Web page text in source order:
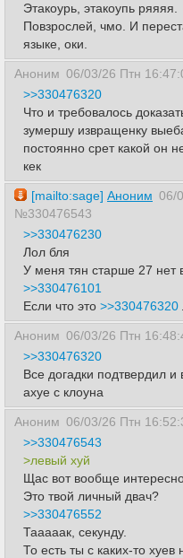
Этакоурь, этакоупь ряяяя.
Повзрослей, чмо. И
языке, оки.
Аноним 06/03/26 Птн
>>330476320
Что и требовалось
зумершу извращенку
постоянно срет какой он
кек
[mailto:sage] Аноним 06/
№330476543
>>330476230
Лол бля
У меня тян старше 27 нет
>>330476101
Если что это >>330476320
Аноним 06/03/26 Птн
>>330476320
Все догадки подтвердил и
ахуе с клоуна
Аноним 06/03/26 Птн
>>330476543
>левый хуй
Щас вот вообще интересно
Это твой личный двач?
>>330476552
Тааааак, секунду.
То есть ты с каких-то